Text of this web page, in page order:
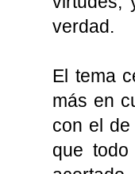
verdad.
El tema
más en
con el
que todo